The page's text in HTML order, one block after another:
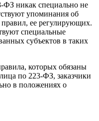
ФЗ никак специально не
упоминания об
ее регулирующих.
специальные
субъектов в таких
которых обязаны
по 223-ФЗ, заказчики
в положениях о